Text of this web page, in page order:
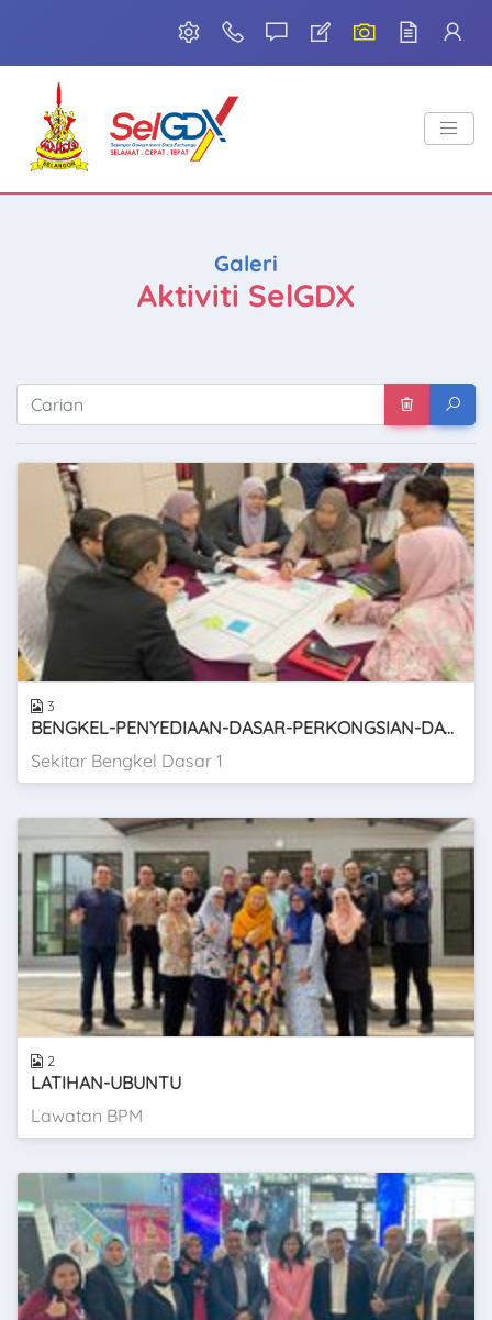
Galeri
Aktiviti SelGDX
3
BENGKEL-PENYEDIAAN-DASAR-PERKONGSIAN-DATA-SELANGOR-SIRI-1
Sekitar Bengkel Dasar 1
2
LATIHAN-UBUNTU
Lawatan BPM